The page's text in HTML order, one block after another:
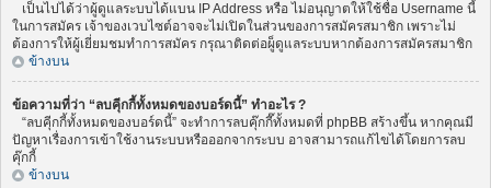
เป็นไปได้ว่าผู้ดูแลระบบได้แบน IP Address หรือ ไม่อนุญาตให้ใช้ชื่อ Username นี้
ในการสมัคร เจ้าของเวบไซต์อาจจะไม่เปิดในส่วนของการสมัครสมาชิก เพราะไม่
ต้องการให้ผู้เยี่ยมชมทำการสมัคร กรุณาติดต่อผู็ดูแลระบบหากต้องการสมัครสมาชิก
ข้างบน
ข้อความที่ว่า “ลบคุีกกี้ทั้งหมดของบอร์ดนี้” ทำอะไร ?
“ลบคุีกกี้ทั้งหมดของบอร์ดนี้” จะทำการลบคุ๊กกี๊ทั้งหมดที่ phpBB สร้างขึ้น หากคุณมี
ปัญหาเรื่องการเข้าใช้งานระบบหรือออกจากระบบ อาจสามารถแก้ไขได้โดยการลบ
คุ๊กกี้
ข้างบน